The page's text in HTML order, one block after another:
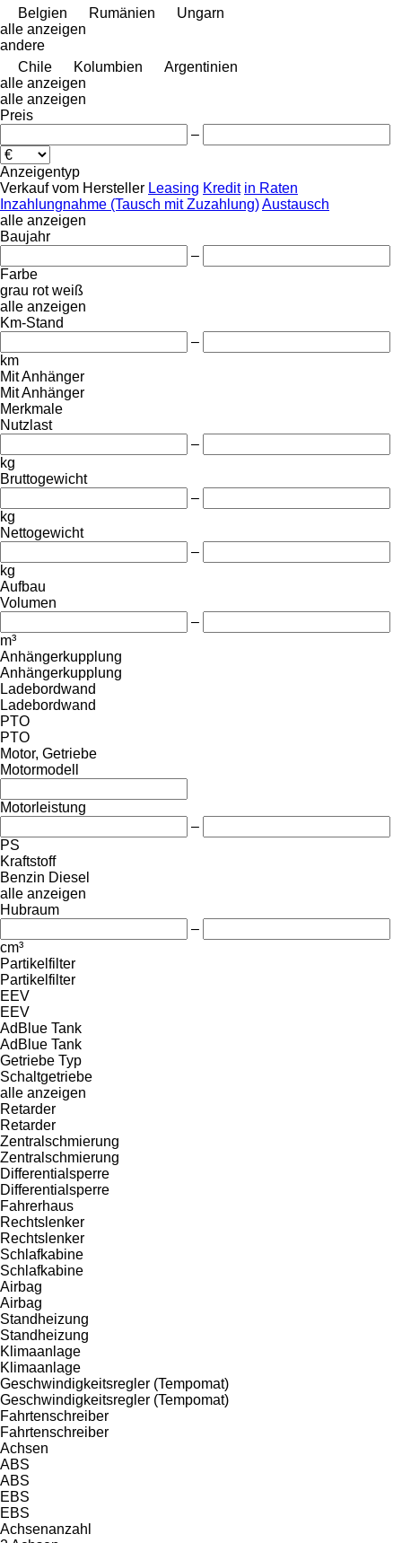
Belgien
Rumänien
Ungarn
alle anzeigen
andere
Chile
Kolumbien
Argentinien
alle anzeigen
alle anzeigen
Preis
–
Anzeigentyp
Verkauf vom Hersteller Leasing Kredit in Raten
Inzahlungnahme (Tausch mit Zuzahlung)Austausch
alle anzeigen
Baujahr
–
Farbe
grau rot weiß
alle anzeigen
Km-Stand
–
km
Mit Anhänger
Mit Anhänger
Merkmale
Nutzlast
–
kg
Bruttogewicht
–
kg
Nettogewicht
–
kg
Aufbau
Volumen
–
m³
Anhängerkupplung
Anhängerkupplung
Ladebordwand
Ladebordwand
PTO
PTO
Motor, Getriebe
Motormodell
Motorleistung
–
PS
Kraftstoff
Benzin Diesel
alle anzeigen
Hubraum
–
cm³
Partikelfilter
Partikelfilter
EEV
EEV
AdBlue Tank
AdBlue Tank
Getriebe Typ
Schaltgetriebe
alle anzeigen
Retarder
Retarder
Zentralschmierung
Zentralschmierung
Differentialsperre
Differentialsperre
Fahrerhaus
Rechtslenker
Rechtslenker
Schlafkabine
Schlafkabine
Airbag
Airbag
Standheizung
Standheizung
Klimaanlage
Klimaanlage
Geschwindigkeitsregler (Tempomat)
Geschwindigkeitsregler (Tempomat)
Fahrtenschreiber
Fahrtenschreiber
Achsen
ABS
ABS
EBS
EBS
Achsenanzahl